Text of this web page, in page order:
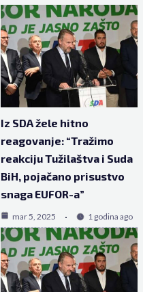
Iz SDA žele hitno
reagovanje: “Tražimo
reakciju Tužilaštva i Suda
BiH, pojačano prisustvo
snaga EUFOR-a”
mar 5, 2025 1 godina ago